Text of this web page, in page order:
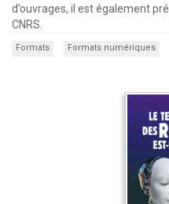
d’ouvrages, il est également
CNRS.
Formats Formats numériques